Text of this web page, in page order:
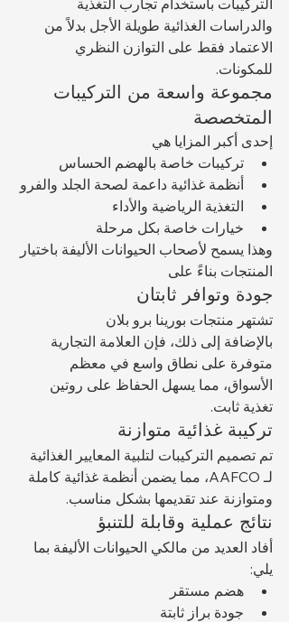
والدراسات الغذائية طويلة الأجل بدلاً من
الاعتماد فقط على التوازن النظري
للمكونات.
مجموعة واسعة من التركيبات
المتخصصة
إحدى أكبر المزايا هي
تركيبات خاصة بالهضم الحساس
أنظمة غذائية داعمة لصحة الجلد والفرو
التغذية الرياضية والأداء
خيارات خاصة بكل مرحلة
وهذا يسمح لأصحاب الحيوانات الأليفة باختيار
المنتجات بناءً على
جودة وتوافر ثابتان
تشتهر منتجات بورينا برو بلان
بالإضافة إلى ذلك، فإن العلامة التجارية
متوفرة على نطاق واسع في معظم
الأسواق، مما يسهل الحفاظ على روتين
تغذية ثابت.
تركيبة غذائية متوازنة
تم تصميم التركيبات لتلبية المعايير الغذائية
لـ AAFCO، مما يضمن أنظمة غذائية كاملة
ومتوازنة عند تقديمها بشكل مناسب.
نتائج عملية وقابلة للتنبؤ
أفاد العديد من مالكي الحيوانات الأليفة بما
يلي:
هضم مستقر
جودة براز ثابتة